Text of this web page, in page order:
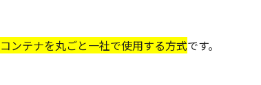
コンテナを丸ごと一社で使用する方式です。